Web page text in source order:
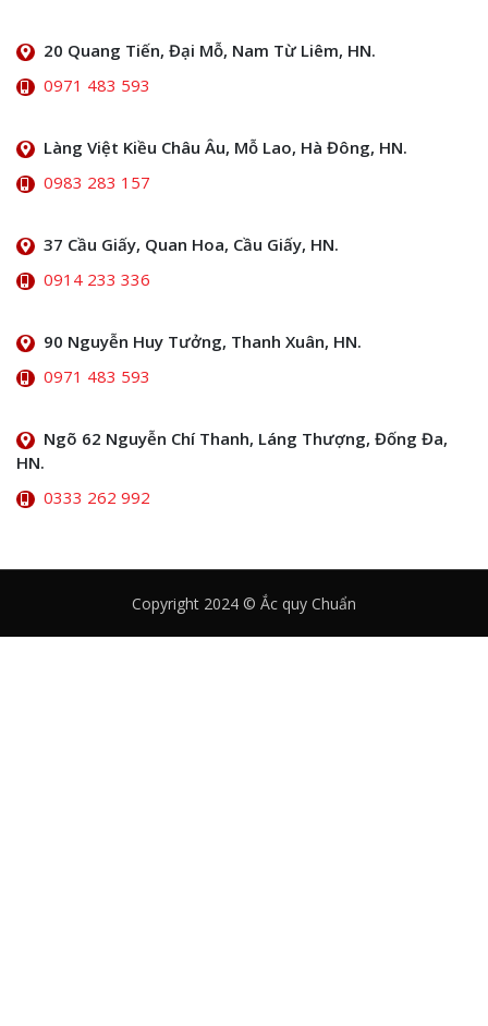
20 Quang Tiến, Đại Mỗ, Nam Từ Liêm, HN.
0971 483 593
Làng Việt Kiều Châu Âu, Mỗ Lao, Hà Đông, HN.
0983 283 157
37 Cầu Giấy, Quan Hoa, Cầu Giấy, HN.
0914 233 336
90 Nguyễn Huy Tưởng, Thanh Xuân, HN.
0971 483 593
Ngõ 62 Nguyễn Chí Thanh, Láng Thượng, Đống Đa,
HN.
0333 262 992
Copyright 2024 © Ắc quy Chuẩn